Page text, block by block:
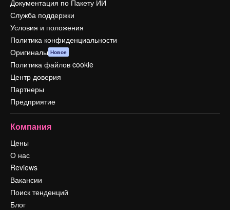
Документация по Пакету ИИ
Служба поддержки
Условия и положения
Политика конфиденциальности
Оригиналы Новое
Политика файлов cookie
Центр доверия
Партнеры
Предприятие
Компания
Цены
О нас
Reviews
Вакансии
Поиск тенденций
Блог